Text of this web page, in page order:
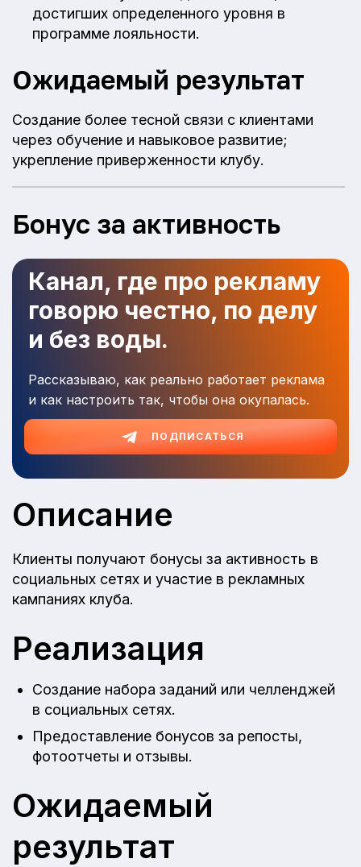
достигших определенного уровня в
программе лояльности.
Ожидаемый результат
Создание более тесной связи с клиентами
через обучение и навыковое развитие;
укрепление приверженности клубу.
Бонус за активность
Канал, где про рекламу
говорю честно, по делу
и без воды.
Рассказываю, как реально работает реклама
и как настроить так, чтобы она окупалась.
ПОДПИСАТЬСЯ
Описание
Клиенты получают бонусы за активность в
социальных сетях и участие в рекламных
кампаниях клуба.
Реализация
Создание набора заданий или челленджей
в социальных сетях.
Предоставление бонусов за репосты,
фотоотчеты и отзывы.
Ожидаемый
результат